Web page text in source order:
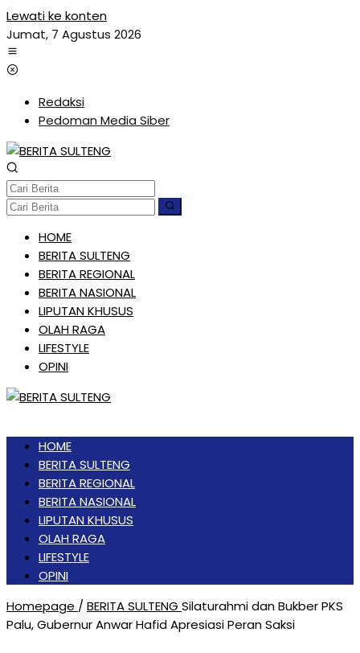
Lewati ke konten
Jumat, 7 Agustus 2026
Redaksi
Pedoman Media Siber
HOME
BERITA SULTENG
BERITA REGIONAL
BERITA NASIONAL
LIPUTAN KHUSUS
OLAH RAGA
LIFESTYLE
OPINI
HOME
BERITA SULTENG
BERITA REGIONAL
BERITA NASIONAL
LIPUTAN KHUSUS
OLAH RAGA
LIFESTYLE
OPINI
Homepage / BERITA SULTENG Silaturahmi dan Bukber PKS
Palu, Gubernur Anwar Hafid Apresiasi Peran Saksi